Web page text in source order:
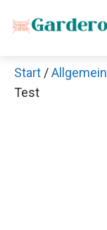
Inhalt
Start /Allgemein
Test